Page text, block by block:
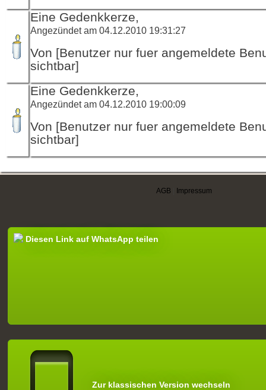
Eine Gedenkkerze,
Angezündet am 04.12.2010 19:31:27
Von [Benutzer nur fuer angemeldete
sichtbar]
Eine Gedenkkerze,
Angezündet am 04.12.2010 19:00:09
Von [Benutzer nur fuer angemeldete
sichtbar]
AGB Impressum
Diesen Link auf WhatsApp teilen
Zur klassischen Version wechseln